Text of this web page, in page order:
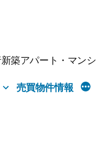
築アパート・マンシ
売買物件情報